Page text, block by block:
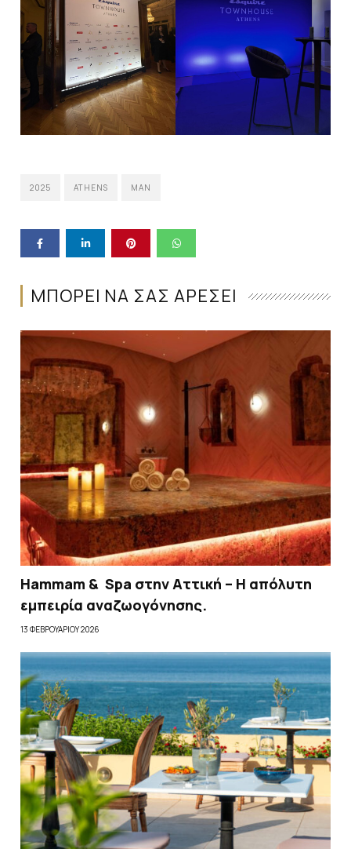
2025 ATHENS MAN
ΜΠΟΡΕΙ ΝΑ ΣΑΣ ΑΡΕΣΕΙ
Hammam & Spa στην Αττική – Η απόλυτη
εμπειρία αναζωογόνησης.
13 ΦΕΒΡΟΥΑΡΊΟΥ 2026